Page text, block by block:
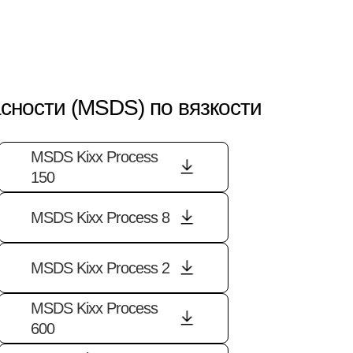
(MSDS) по вязкости
MSDS Kixx Process
150
MSDS Kixx Process 8
MSDS Kixx Process 2
MSDS Kixx Process
600